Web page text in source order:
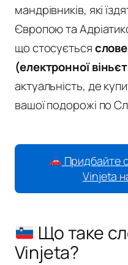
мандрівників, які
Європою та
що стосується
(електронної
актуальність, де
вашої подорожі по
Придбайте
Vinjeta
Що таке
Vinjeta?